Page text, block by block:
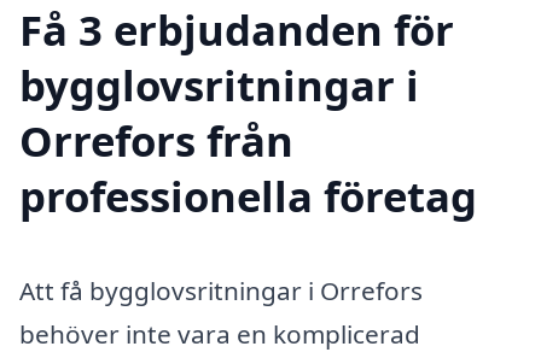
Få 3 erbjudanden för
bygglovsritningar i
Orrefors från
professionella företag
Att få bygglovsritningar i Orrefors
behöver inte vara en komplicerad